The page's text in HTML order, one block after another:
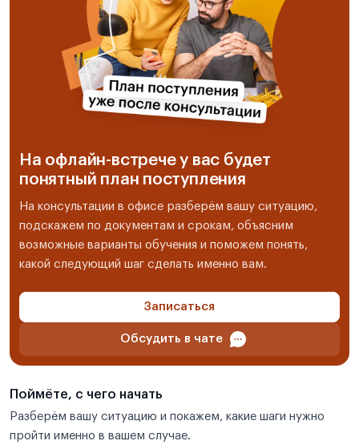
На офлайн-встрече у вас будет
понятный план поступления
На консультации в офисе разберём вашу ситуацию,
подскажем по документам и срокам, объясним
возможные варианты обучения и поможем понять,
какой следующий шаг сделать именно вам.
Записаться
Обсудить в чате
Поймёте, с чего начать
Разберём вашу ситуацию и покажем, какие шаги нужно
пройти именно в вашем случае.